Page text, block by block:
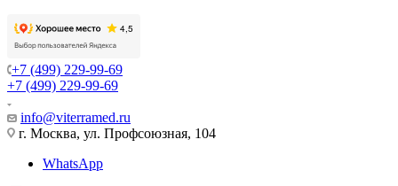
+7 (499) 229-99-69
+7 (499) 229-99-69
info@viterramed.ru
г. Москва, ул. Профсоюзная, 104
WhatsApp